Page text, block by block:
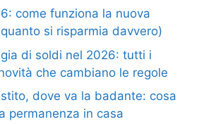
come funziona la nuova
si risparmia davvero)
di soldi nel 2026: tutti i
che cambiano le regole
dove va la badante: cosa
permanenza in casa